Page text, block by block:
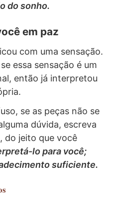
do sonho.
em paz
com uma sensação.
essa sensação é um
então já interpretou
se as peças não se
dúvida, escreva
do jeito que você
lo para você;
suficiente.